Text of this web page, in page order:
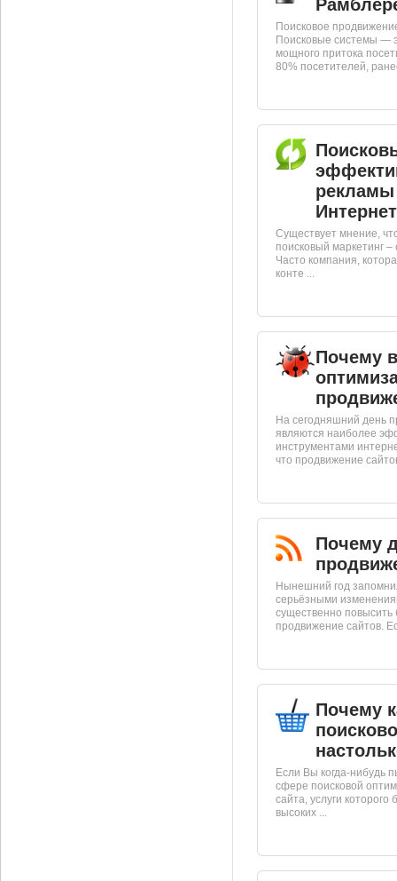
Поисковое
Поисковые системы —
мощного притока
80% посетителей,
Существует мнение,
поисковый маркетинг
Часто компания,
конте ...
Почему
На сегодняшний день
являются наиболее
инструментами
что продвижение
Почему
Нынешний год
серьёзными
существенно
продвижение сайтов.
Почему
Если Вы когда-нибудь
сфере поисковой
сайта, услуги
высоких ...